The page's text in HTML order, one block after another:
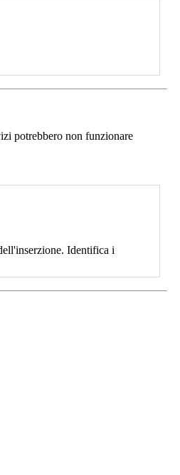
potrebbero non funzionare
Identifica i